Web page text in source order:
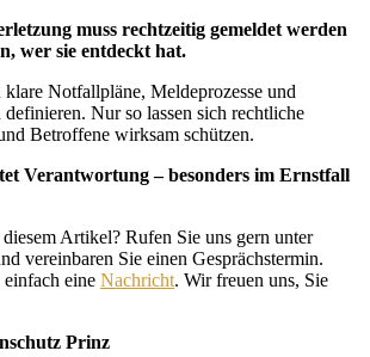
muss rechtzeitig gemeldet werden
wer sie entdeckt hat.
Notfallpläne, Meldeprozesse und
Nur so lassen sich rechtliche
Betroffene wirksam schützen.
Verantwortung – besonders im Ernstfall
Artikel? Rufen Sie uns gern unter
vereinbaren Sie einen Gesprächstermin.
einfach eine Nachricht. Wir freuen uns, Sie
Prinz